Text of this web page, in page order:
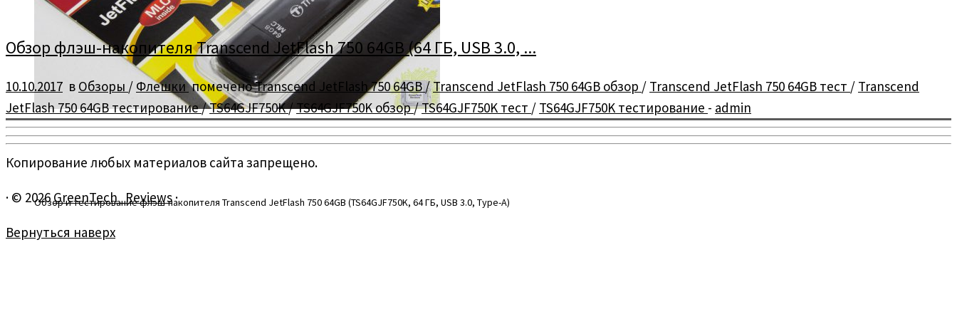
Обзор и тестирование флэш-накопителя Transcend JetFlash 750 64GB (TS64GJF750K, 64 ГБ, USB 3.0, Type-A)
Обзор флэш-накопителя Transcend JetFlash 750 64GB (64 ГБ, USB 3.0, ...
10.10.2017 в Обзоры / ФлешкипомеченоTranscend JetFlash 750 64GB/Transcend JetFlash 750 64GB обзор / Transcend JetFlash 750 64GB тест / Transcend
JetFlash 750 64GB тестирование/TS64GJF750K/TS64GJF750K обзор/TS64GJF750K тест / TS64GJF750K тестирование - admin
Копирование любых материалов сайта запрещено.
· © 2026GreenTech_Reviews·
Вернуться наверх